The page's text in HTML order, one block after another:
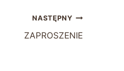
NASTĘPNY
ZAPROSZENIE